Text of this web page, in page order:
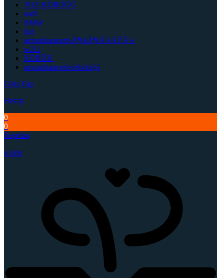
TOZ KÖRÜĞÜ
audi
BMW
fiat
airmatikamortisÃ¶rkÃ¶rÃ¼ÄŸÃ¼
w211
KÖRÜK
airmatikamortisörkörüğü
Giriş Yap
Hesap
0
0
Sepetim
0.00₺